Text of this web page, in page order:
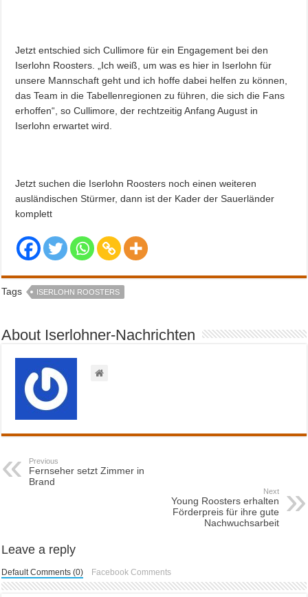
Jetzt entschied sich Cullimore für ein Engagement bei den
Iserlohn Roosters. „Ich weiß, um was es hier in Iserlohn für
unsere Mannschaft geht und ich hoffe dabei helfen zu können,
das Team in die Tabellenregionen zu führen, die sich die Fans
erhoffen“, so Cullimore, der rechtzeitig Anfang August in
Iserlohn erwartet wird.
Jetzt suchen die Iserlohn Roosters noch einen weiteren
ausländischen Stürmer, dann ist der Kader der Sauerländer
komplett
Tags ISERLOHN ROOSTERS
About Iserlohner-Nachrichten
Previous
Fernseher setzt Zimmer in
Brand
Next
Young Roosters erhalten
Förderpreis für ihre gute
Nachwuchsarbeit
Leave a reply
Default Comments (0) Facebook Comments